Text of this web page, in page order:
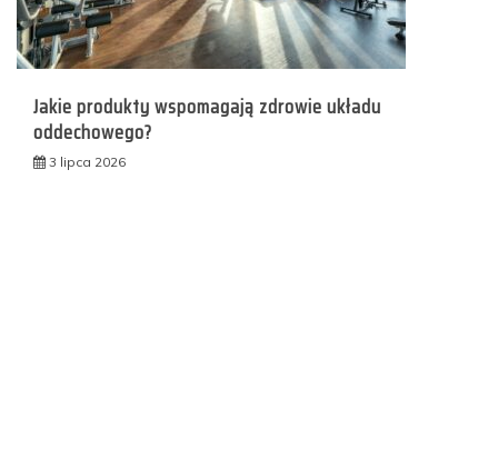
Jakie produkty wspomagają zdrowie układu
oddechowego?
3 lipca 2026